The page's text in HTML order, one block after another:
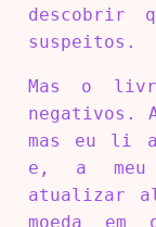
descobrir
suspeitos.
Mas o
negativos.
mas eu li
e, a
atualizar
moeda